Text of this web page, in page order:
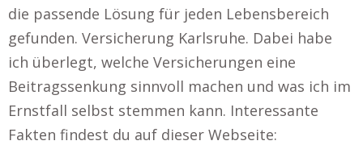
die passende Lösung für jeden Lebensbereich
gefunden. Versicherung Karlsruhe. Dabei habe
ich überlegt, welche Versicherungen eine
Beitragssenkung sinnvoll machen und was ich im
Ernstfall selbst stemmen kann. Interessante
Fakten findest du auf dieser Webseite: